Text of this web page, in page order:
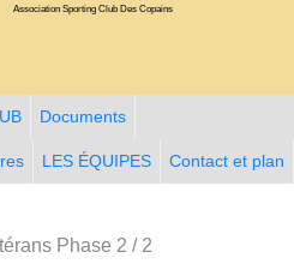
Association Sporting Club Des Copains
Documents
LES ÉQUIPES Contact et plan
Phase 2 / 2